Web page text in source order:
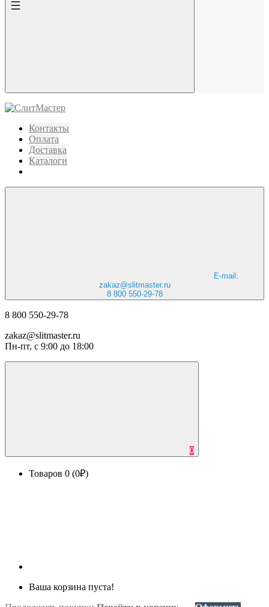
Контакты
Оплата
Доставка
Каталоги
E-mail:
zakaz@slitmaster.ru
8 800 550-29-78
8 800 550-29-78
zakaz@slitmaster.ru
Пн-пт, с 9:00 до 18:00
0
Товаров 0 (0₽)
Ваша корзина пуста!